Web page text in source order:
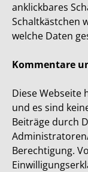
anklickbares
Schaltkästchen
welche Daten
Kommentare
Diese Webseite
und es sind
Beiträge durch
Berechtigung.